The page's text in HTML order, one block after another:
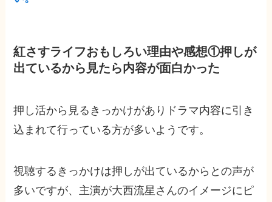
紅さすライフおもしろい理由や感想①押しが
出ているから見たら内容が面白かった
押し活から見るきっかけがありドラマ内容に引き
込まれて行っている方が多いようです。
視聴するきっかけは押しが出ているからとの声が
多いですが、主演が大西流星さんのイメージにピ